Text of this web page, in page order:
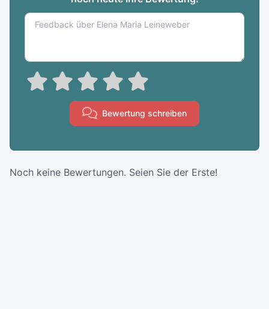
Bewertung schreiben
Noch keine Bewertungen. Seien Sie der Erste!